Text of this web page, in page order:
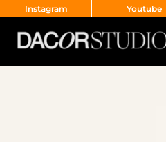
Instagram Youtube